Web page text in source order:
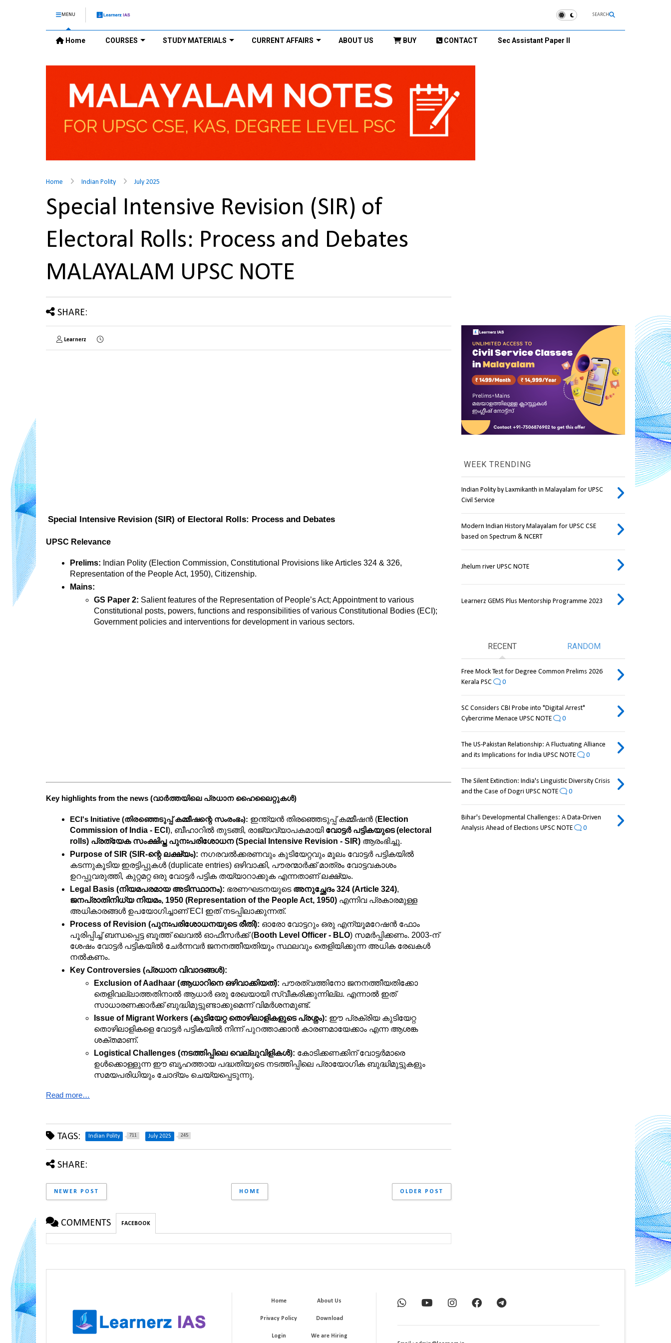
MENU SEARCH
Home COURSES STUDY MATERIALS CURRENT AFFAIRS ABOUT US BUY CONTACT Sec Assistant Paper II
Home Indian Polity July 2025
Special Intensive Revision (SIR) of
Electoral Rolls: Process and Debates
MALAYALAM UPSC NOTE
SHARE:
Learnerz
Special Intensive Revision (SIR) of Electoral Rolls: Process and Debates
UPSC Relevance
Prelims: Indian Polity (Election Commission, Constitutional Provisions like Articles 324 & 326,
Representation of the People Act, 1950), Citizenship.
Mains:
GS Paper 2: Salient features of the Representation of People’s Act; Appointment to various
Constitutional posts, powers, functions and responsibilities of various Constitutional Bodies (ECI);
Government policies and interventions for development in various sectors.
Key highlights from the news (വാർത്തയിലെ പ്രധാന ഹൈലൈറ്റുകൾ)
ECI's Initiative (തിരഞ്ഞെടുപ്പ് കമ്മീഷന്റെ സംരംഭം): ഇന്ത്യൻ തിരഞ്ഞെടുപ്പ് കമ്മീഷൻ (Election
Commission of India - ECI ), ബീഹാറിൽ തുടങ്ങി, രാജ്യവ്യാപകമായി വോട്ടർ പട്ടികയുടെ (electoral
rolls) പ്രത്യേക സംക്ഷിപ്ത പുനഃപരിശോധന (Special Intensive Revision - SIR) ആരംഭിച്ചു.
Purpose of SIR (SIR-ന്റെ ലക്ഷ്യം): നഗരവൽക്കരണവും കുടിയേറ്റവും മൂലം വോട്ടർ പട്ടികയിൽ
കടന്നുകൂടിയ ഇരട്ടിപ്പുകൾ (duplicate entries) ഒഴിവാക്കി, പൗരന്മാർക്ക് മാത്രം വോട്ടവകാശം
ഉറപ്പുവരുത്തി, കുറ്റമറ്റ ഒരു വോട്ടർ പട്ടിക തയ്യാറാക്കുക എന്നതാണ് ലക്ഷ്യം.
Legal Basis (നിയമപരമായ അടിസ്ഥാനം): ഭരണഘടനയുടെ അനുച്ഛേദം 324 (Article 324)
ജനപ്രാതിനിധ്യ നിയമം, 1950 (Representation of the People Act, 1950) എന്നിവ പ്രകാരമുള്ള
അധികാരങ്ങൾ ഉപയോഗിച്ചാണ് ECI ഇത് നടപ്പിലാക്കുന്നത്.
Process of Revision (പുനഃപരിശോധനയുടെ രീതി): ഓരോ വോട്ടറും ഒരു എന്യൂമറേഷൻ ഫോം
പൂരിപ്പിച്ച് ബന്ധപ്പെട്ട ബൂത്ത് ലെവൽ ഓഫീസർക്ക് (Booth Level Officer - BLO) സമർപ്പിക്കണം. 2003-ന്
ശേഷം വോട്ടർ പട്ടികയിൽ ചേർന്നവർ ജനനത്തീയതിയും സ്ഥലവും തെളിയിക്കുന്ന അധിക രേഖകൾ
നൽകണം.
Key Controversies (പ്രധാന വിവാദങ്ങൾ):
Exclusion of Aadhaar (ആധാറിനെ ഒഴിവാക്കിയത്): പൗരത്വത്തിനോ ജനനത്തീയതിക്കോ
തെളിവല്ലാത്തതിനാൽ ആധാർ ഒരു രേഖയായി സ്വീകരിക്കുന്നില്ല. എന്നാൽ ഇത്
സാധാരണക്കാർക്ക് ബുദ്ധിമുട്ടുണ്ടാക്കുമെന്ന് വിമർശനമുണ്ട്.
Issue of Migrant Workers (കുടിയേറ്റ തൊഴിലാളികളുടെ പ്രശ്നം): ഈ പ്രക്രിയ കുടിയേറ്റ
തൊഴിലാളികളെ വോട്ടർ പട്ടികയിൽ നിന്ന് പുറത്താക്കാൻ കാരണമായേക്കാം എന്ന ആശങ്ക
ശക്തമാണ്.
Logistical Challenges (നടത്തിപ്പിലെ വെല്ലുവിളികൾ): കോടിക്കണക്കിന് വോട്ടർമാരെ
ഉൾക്കൊള്ളുന്ന ഈ ബൃഹത്തായ പദ്ധതിയുടെ നടത്തിപ്പിലെ പ്രായോഗിക ബുദ്ധിമുട്ടുകളും
സമയപരിധിയും ചോദ്യം ചെയ്യപ്പെടുന്നു.
Read more…
TAGS: Indian Polity 711 July 2025 245
SHARE:
NEWER POST OLDER POST
HOME
COMMENTS FACEBOOK
WEEK TRENDING
Indian Polity by Laxmikanth in Malayalam for UPSC
Civil Service
Modern Indian History Malayalam for UPSC CSE
based on Spectrum & NCERT
Jhelum river UPSC NOTE
Learnerz GEMS Plus Mentorship Programme 2023
RECENT RANDOM
Free Mock Test for Degree Common Prelims 2026
Kerala PSC
0
SC Considers CBI Probe into "Digital Arrest"
Cybercrime Menace UPSC NOTE
0
The US-Pakistan Relationship: A Fluctuating Alliance
and its Implications for India UPSC NOTE
0
The Silent Extinction: India's Linguistic Diversity Crisis
and the Case of Dogri UPSC NOTE
0
Bihar's Developmental Challenges: A Data-Driven
Analysis Ahead of Elections UPSC NOTE
0
Home About Us
Privacy Policy Download
Login
We are Hiring